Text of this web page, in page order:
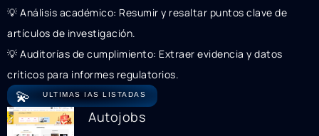
💡 Análisis académico: Resumir y resaltar puntos clave de
artículos de investigación.
💡 Auditorías de cumplimiento: Extraer evidencia y datos
críticos para informes regulatorios.
💫 ULTIMAS IAS LISTADAS
Autojobs